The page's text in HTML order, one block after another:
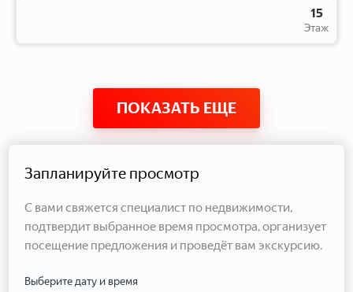
Этаж
15
ПОКАЗАТЬ ЕЩЕ
Запланируйте просмотр
С вами свяжется специалист по недвижимости,
подтвердит выбранное время просмотра, организует
посещение предложения и проведёт вам экскурсию.
Выберите дату и время